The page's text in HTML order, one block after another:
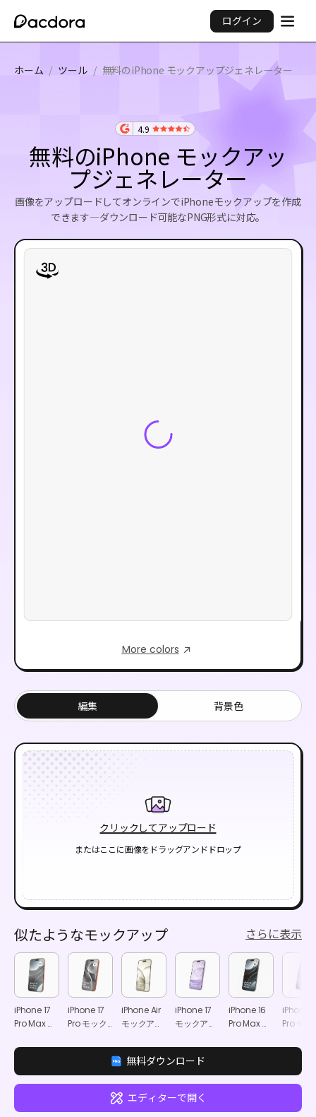
ログイン
ホーム / ツール / 無料のiPhone モックアップジェネレーター
4.9
無料のiPhone モックアッ
プジェネレーター
画像をアップロードしてオンラインでiPhoneモックアップを作成
できます—ダウンロード可能なPNG形式に対応。
More colors
クリックしてアップロード
またはここに画像をドラッグアンドドロップ
編集 背景色
似たようなモックアップ さらに表示
iPhone 17
Pro Max モ
iPhone 17
Pro モック
iPhone Air
モックアッ
iPhone 17
モックアッ
iPhone 16
Pro Max モ
iPhone
Pro モッ
無料ダウンロード
エディターで開く